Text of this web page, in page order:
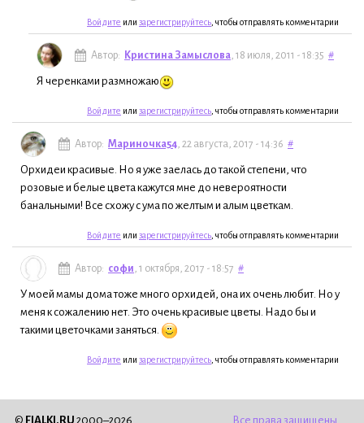
Войдите или зарегистрируйтесь , чтобы отправлять комментарии
Автор: Кристина Замыслова , 18 июля, 2011 - 18:35 #
Я черенками размножаю
Войдите или зарегистрируйтесь , чтобы отправлять комментарии
Автор: Мариночка54 , 22 августа, 2017 - 14:36 #
Орхидеи красивые. Но я уже заелась до такой степени, что
розовые и белые цвета кажутся мне до невероятности
банальными! Все схожу с ума по желтым и алым цветкам.
Войдите или зарегистрируйтесь , чтобы отправлять комментарии
Автор: софи , 1 октября, 2017 - 18:57 #
У моей мамы дома тоже много орхидей, она их очень любит. Но у
меня к сожалению нет. Это очень красивые цветы. Надо бы и
такими цветочками заняться.
Войдите или зарегистрируйтесь , чтобы отправлять комментарии
© FIALKI.RU 2000–2026 Все права защищены